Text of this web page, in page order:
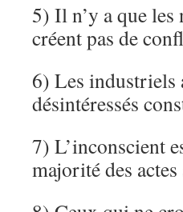
5) Il n’y a que
créent pas de
6) Les industriels
désintéressés
7) L’inconscient
majorité des